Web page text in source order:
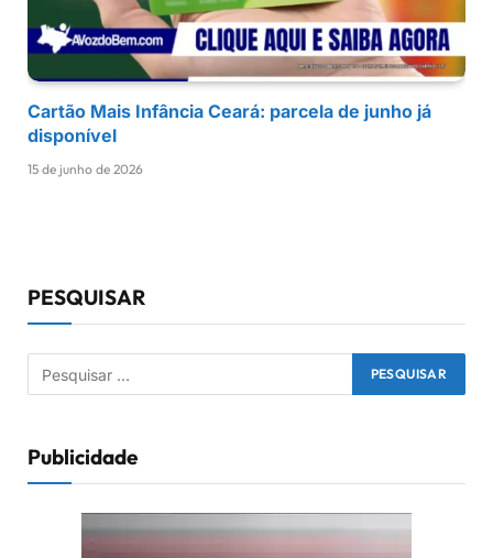
Cartão Mais Infância Ceará: parcela de junho já
disponível
15 de junho de 2026
PESQUISAR
Publicidade